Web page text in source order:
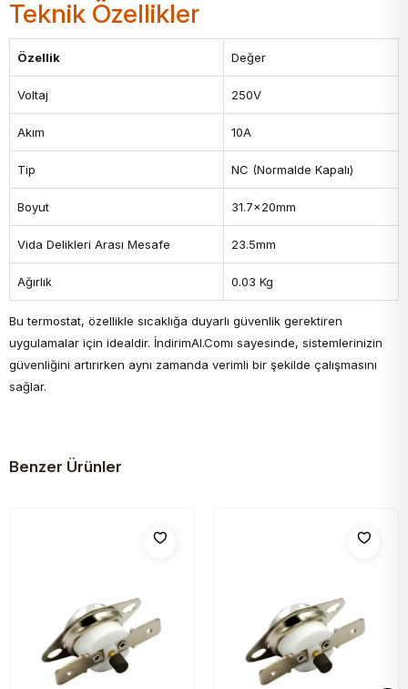
Teknik Özellikler
Özellik Değer
Voltaj 250V
Akım 10A
Tip NC (Normalde Kapalı)
Boyut 31.7x20mm
Vida Delikleri Arası Mesafe 23.5mm
Ağırlık 0.03 Kg
Bu termostat, özellikle sıcaklığa duyarlı güvenlik gerektiren
uygulamalar için idealdir. İndirimAl.Comı sayesinde, sistemlerinizin
güvenliğini artırırken aynı zamanda verimli bir şekilde çalışmasını
sağlar.
Benzer Ürünler